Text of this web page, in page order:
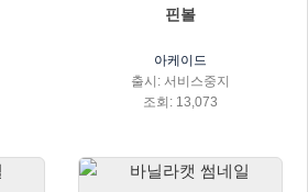
핀볼
아케이드
출시: 서비스중지
조회: 13,073